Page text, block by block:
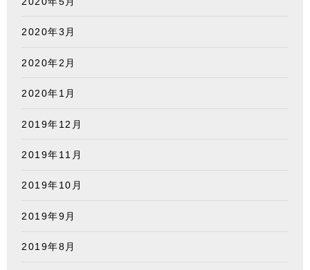
2020年3月
2020年2月
2020年1月
2019年12月
2019年11月
2019年10月
2019年9月
2019年8月